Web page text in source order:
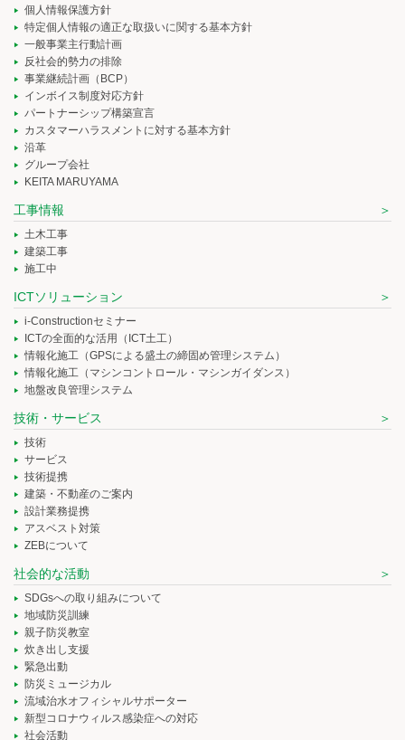
個人情報保護方針
特定個人情報の適正な取扱いに関する基本方針
一般事業主行動計画
反社会的勢力の排除
事業継続計画（BCP）
インボイス制度対応方針
パートナーシップ構築宣言
カスタマーハラスメントに対する基本方針
沿革
グループ会社
KEITA MARUYAMA
工事情報
土木工事
建築工事
施工中
ICTソリューション
i-Constructionセミナー
ICTの全面的な活用（ICT土工）
情報化施工（GPSによる盛土の締固め管理システム）
情報化施工（マシンコントロール・マシンガイダンス）
地盤改良管理システム
技術・サービス
技術
サービス
技術提携
建築・不動産のご案内
設計業務提携
アスベスト対策
ZEBについて
社会的な活動
SDGsへの取り組みについて
地域防災訓練
親子防災教室
炊き出し支援
緊急出動
防災ミュージカル
流域治水オフィシャルサポーター
新型コロナウィルス感染症への対応
社会活動